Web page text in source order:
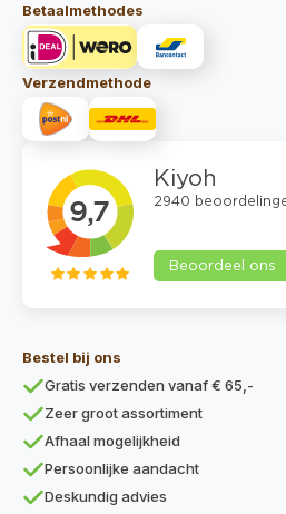
Betaalmethodes
Verzendmethode
Bestel bij ons
Gratis verzenden vanaf € 65,-
Zeer groot assortiment
Afhaal mogelijkheid
Persoonlijke aandacht
Deskundig advies